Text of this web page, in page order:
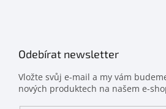
Odebírat newsletter
Vložte svůj e-mail a my vám
nových produktech na našem e-